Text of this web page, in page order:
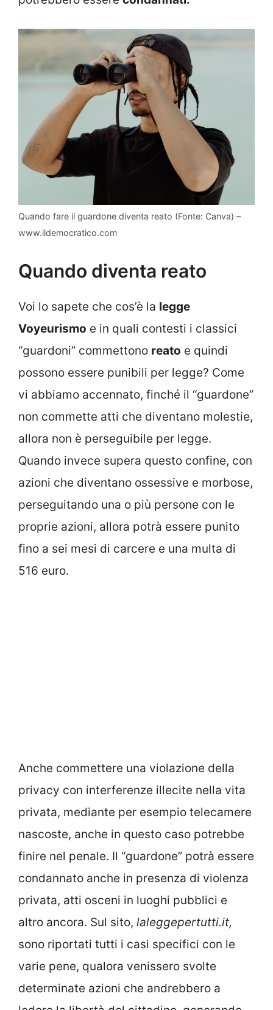
Quando fare il guardone diventa reato (Fonte: Canva) –
www.ildemocratico.com
Quando diventa reato
Voi lo sapete che cos’è la legge
Voyeurismo e in quali contesti i classici
“guardoni” commettono reato e quindi
possono essere punibili per legge? Come
vi abbiamo accennato, finché il “guardone”
non commette atti che diventano molestie,
allora non è perseguibile per legge.
Quando invece supera questo confine, con
azioni che diventano ossessive e morbose,
perseguitando una o più persone con le
proprie azioni, allora potrà essere punito
fino a sei mesi di carcere e una multa di
516 euro.
Anche commettere una violazione della
privacy con interferenze illecite nella vita
privata, mediante per esempio telecamere
nascoste, anche in questo caso potrebbe
finire nel penale. Il “guardone” potrà essere
condannato anche in presenza di violenza
privata, atti osceni in luoghi pubblici e
altro ancora. Sul sito, laleggepertutti.it,
sono riportati tutti i casi specifici con le
varie pene, qualora venissero svolte
determinate azioni che andrebbero a